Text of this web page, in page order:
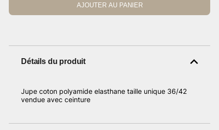
AJOUTER AU PANIER
Détails du produit
Jupe coton polyamide elasthane taille unique 36/42
vendue avec ceinture